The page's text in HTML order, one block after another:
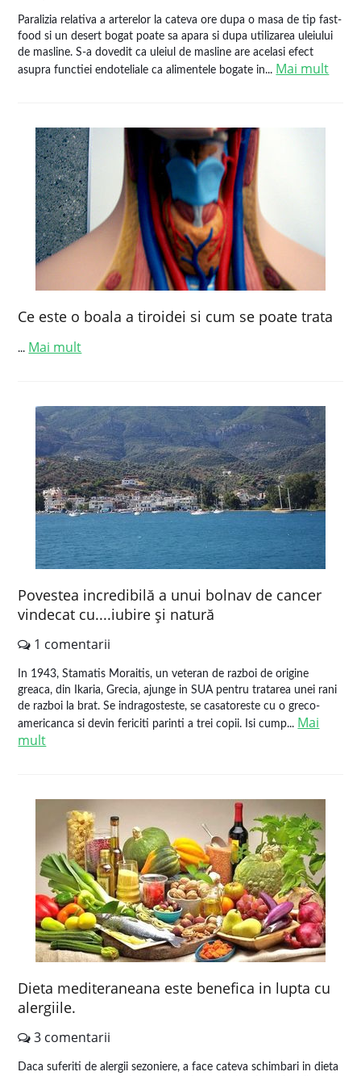
Paralizia relativa a arterelor la cateva ore dupa o masa de tip fast-
food si un desert bogat poate sa apara si dupa utilizarea uleiului
de masline. S-a dovedit ca uleiul de masline are acelasi efect
asupra functiei endoteliale ca alimentele bogate in... Mai mult
Ce este o boala a tiroidei si cum se poate trata
... Mai mult
Povestea incredibilă a unui bolnav de cancer
vindecat cu....iubire şi natură
1 comentarii
In 1943, Stamatis Moraitis, un veteran de razboi de origine
greaca, din Ikaria, Grecia, ajunge in SUA pentru tratarea unei rani
de razboi la brat. Se indragosteste, se casatoreste cu o greco-
americanca si devin fericiti parinti a trei copii. Isi cump... Mai
mult
Dieta mediteraneana este benefica in lupta cu
alergiile.
3 comentarii
Daca suferiti de alergii sezoniere, a face cateva schimbari in dieta